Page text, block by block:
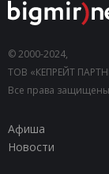
© 2000-2024,
ТОВ «КЕПРЕЙТ
Все права
Афиша
Новости